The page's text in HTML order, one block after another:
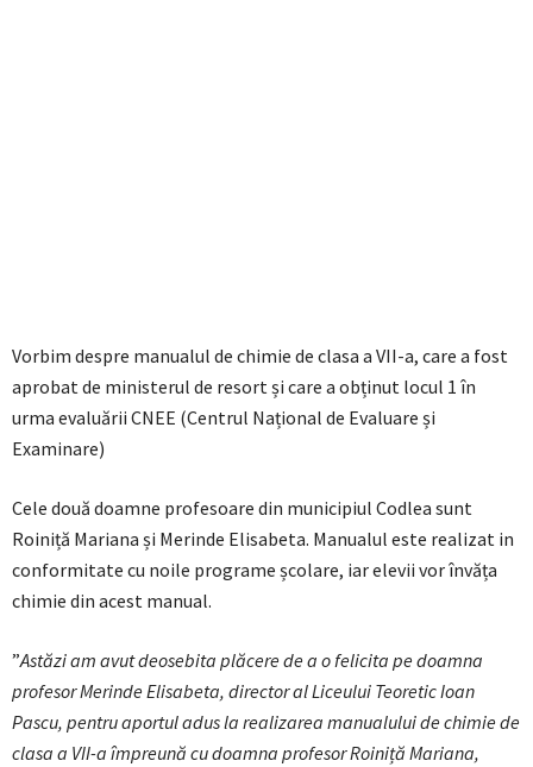
Vorbim despre manualul de chimie de clasa a VII-a, care a fost
aprobat de ministerul de resort și care a obținut locul 1 în
urma evaluării CNEE (Centrul Național de Evaluare și
Examinare)
Cele două doamne profesoare din municipiul Codlea sunt
Roiniță Mariana și Merinde Elisabeta. Manualul este realizat in
conformitate cu noile programe școlare, iar elevii vor învăța
chimie din acest manual.
”Astăzi am avut deosebita plăcere de a o felicita pe doamna
profesor Merinde Elisabeta, director al Liceului Teoretic Ioan
Pascu, pentru aportul adus la realizarea manualului de chimie de
clasa a VII-a împreună cu doamna profesor Roiniță Mariana,